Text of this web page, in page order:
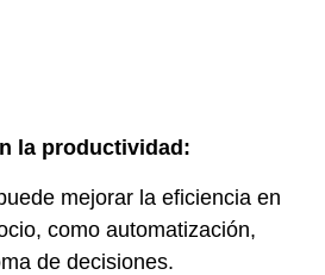
la productividad:
mejorar la eficiencia en
como automatización,
de decisiones.